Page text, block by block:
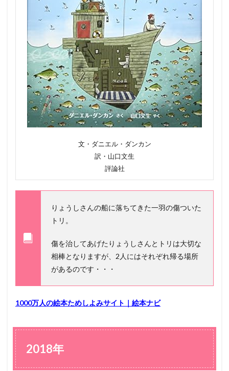
文・ダニエル・ダンカン
訳・山口文生
評論社
りょうしさんの船に落ちてきた一羽の傷ついた
トリ。
傷を治してあげたりょうしさんとトリは大切な
相棒となりますが、2人にはそれぞれ帰る場所
があるのです・・・
1000万人の絵本ためしよみサイト｜絵本ナビ
2018年